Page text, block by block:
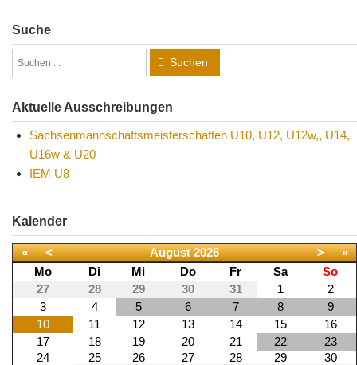
Suche
Suchen
Aktuelle Ausschreibungen
Sachsenmannschaftsmeisterschaften U10, U12, U12w,, U14,
U16w & U20
IEM U8
Kalender
« < August 2026 >
»
Mo
Di Mi Do Fr Sa
So
27
28 29 30 31 1
2
3
4 5 6 7 8
9
10
11 12 13 14 15
16
17
18 19 20 21 22
23
24
25 26 27 28 29
30